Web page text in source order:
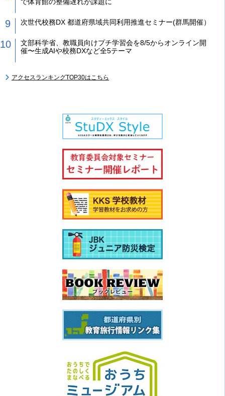
次世代校務DX 都道府県域共同利用推進セミナー(群馬開催）
文部科学省、教職員向けプチ学習会を8/5からオンライン開
催〜生成AIや校務DXなど全5テーマ
アクセスランキングTOP30はこちら